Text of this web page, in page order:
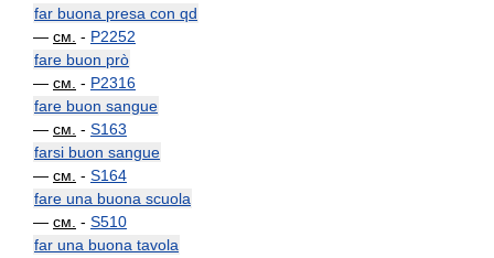
far buona presa con qd
— см. - P2252
fare buon prò
— см. - P2316
fare buon sangue
— см. - S163
farsi buon sangue
— см. - S164
fare una buona scuola
— см. - S510
far una buona tavola